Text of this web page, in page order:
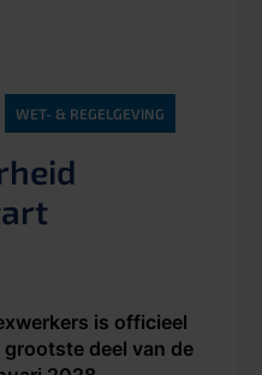
WET- & REGELGEVING
is officieel
deel van de